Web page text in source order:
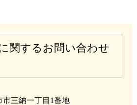
関するお問い合わせ
市三納一丁目1番地